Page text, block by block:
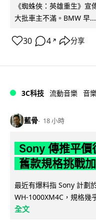
《蜘蛛俠：英雄重生》
大批車主不滿。BMW 早...
30 4 ↗ 分享
3C科技 流動音樂 音
藍骨 18 小時
Sony 傳推平
舊款規格挑戰
最近有爆料指 Sony 計劃
WH-1000XM4C，規格幾
全文